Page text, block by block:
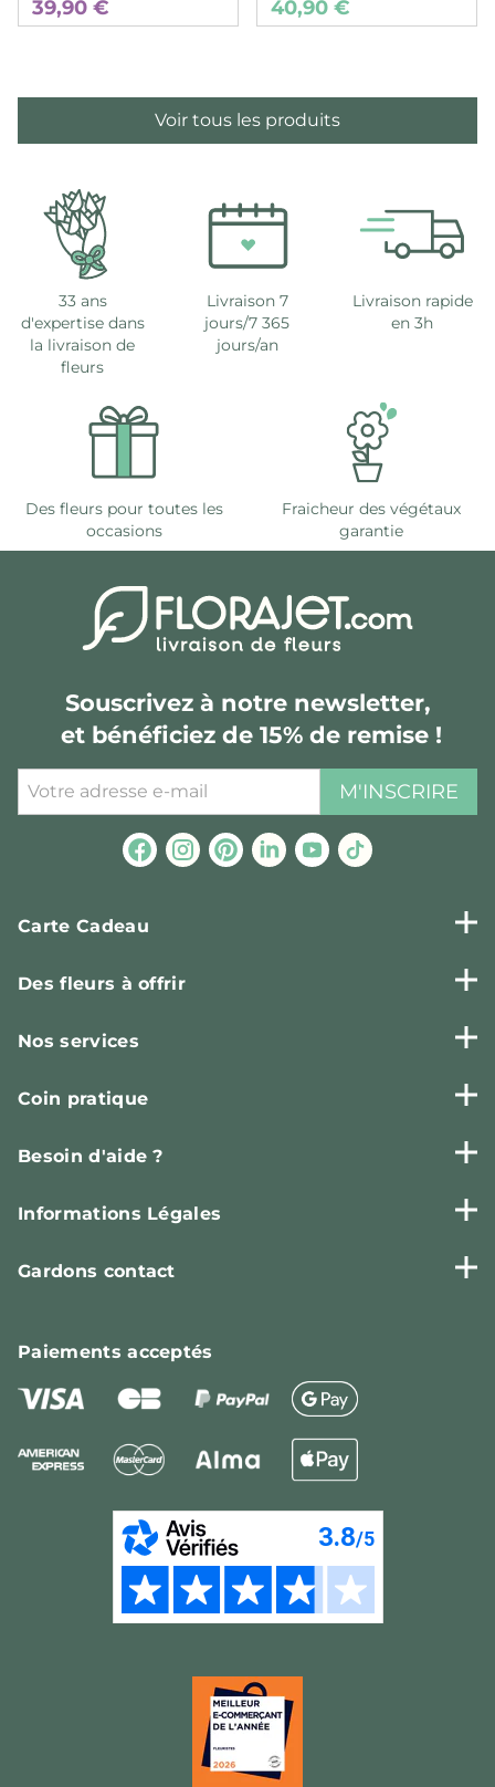
39,90 € 40,90 €
Voir tous les produits
33 ans
d'expertise dans
la livraison de
fleurs
Livraison 7
jours/7 365
jours/an
Livraison rapide
en 3h
Des fleurs pour toutes les
occasions
Fraicheur des végétaux
garantie
Souscrivez à notre newsletter,
et bénéficiez de 15% de remise !
M'INSCRIRE
Carte Cadeau
Des fleurs à offrir
Nos services
Coin pratique
Besoin d'aide ?
Informations Légales
Gardons contact
Paiementsacceptés